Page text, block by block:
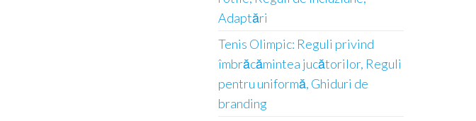
Adaptări
Tenis Olimpic: Reguli privind
îmbrăcămintea jucătorilor, Reguli
pentru uniformă, Ghiduri de
branding